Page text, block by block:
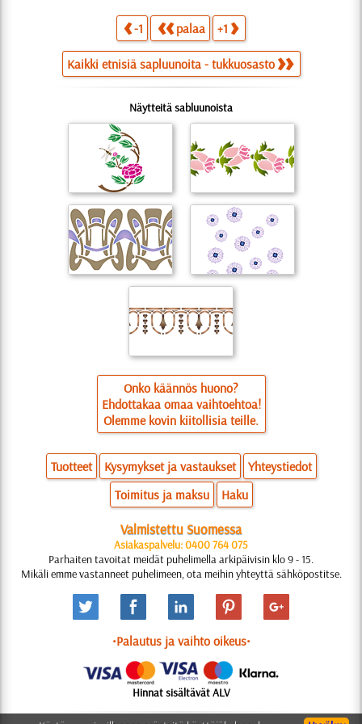
-1 palaa +1
Kaikki etnisiä sapluunoita - tukkuosasto
Näytteitä sabluunoista
Onko käännös huono?
Ehdottakaa omaa vaihtoehtoa!
Olemme kovin kiitollisia teille.
Tuotteet Kysymykset ja vastaukset
Yhteystiedot
Toimitus ja maksu
Haku
Valmistettu Suomessa
Asiakaspalvelu: 0400 764 075
Parhaiten tavoitat meidät puhelimella arkipäivisin klo 9 - 15.
Mikäli emme vastanneet puhelimeen, ota meihin yhteyttä sähköpostitse.
•Palautus ja vaihto oikeus•
Hinnat sisältävät ALV